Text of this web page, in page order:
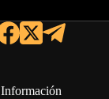
Información